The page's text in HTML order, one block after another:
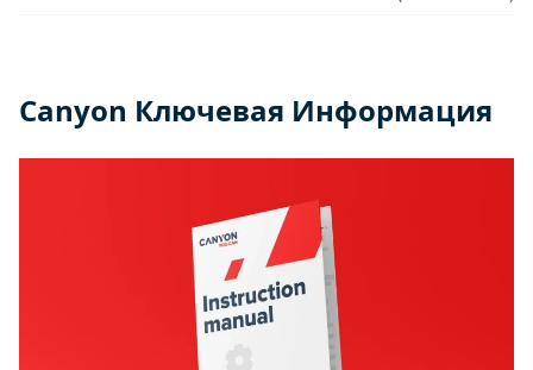
Canyon Ключевая Информация